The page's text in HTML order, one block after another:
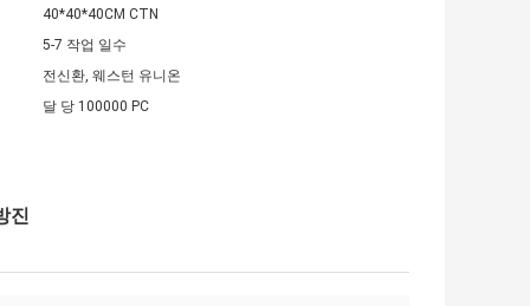
40*40*40CM CTN
5-7 작업 일수
전신환, 웨스턴 유니온
달 당 100000 PC
진